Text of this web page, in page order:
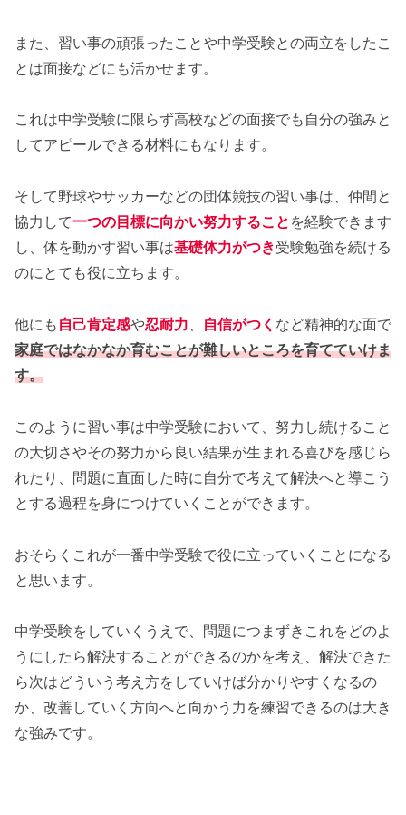
また、習い事の頑張ったことや中学受験との両立をしたこ
とは面接などにも活かせます。
これは中学受験に限らず高校などの面接でも自分の強みと
してアピールできる材料にもなります。
そして野球やサッカーなどの団体競技の習い事は、仲間と
協力して一つの目標に向かい努力すること を経験できます
し、体を動かす習い事は基礎体力がつき受験勉強を続ける
のにとても役に立ちます。
他にも 自己肯定感や忍耐力 自信がつく など精神的な面で
家庭ではなかなか育むことが難しいところを育てていけま
す。
このように習い事は中学受験において、努力し続けること
の大切さやその努力から良い結果が生まれる喜びを感じら
れたり、問題に直面した時に自分で考えて解決へと導こう
とする過程を身につけていくことができます。
おそらくこれが一番中学受験で役に立っていくことになる
と思います。
中学受験をしていくうえで、問題につまずきこれをどのよ
うにしたら解決することができるのかを考え、解決できた
ら次はどういう考え方をしていけば分かりやすくなるの
か、改善していく方向へと向かう力を練習できるのは大き
な強みです。